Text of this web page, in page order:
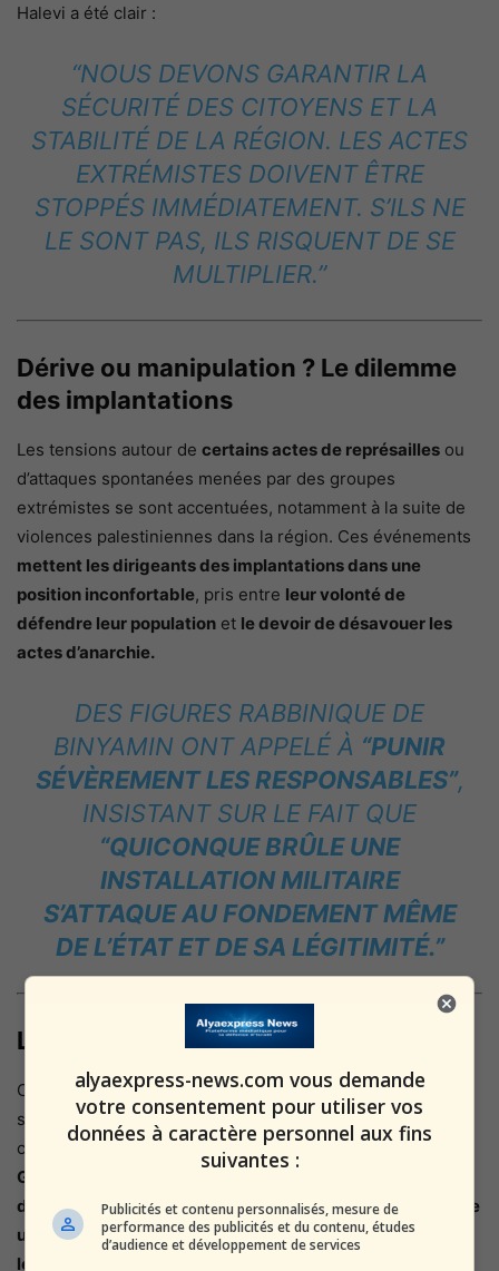
Halevi a été clair :
“NOUS DEVONS GARANTIR LA
SÉCURITÉ DES CITOYENS ET LA
STABILITÉ DE LA RÉGION. LES ACTES
EXTRÉMISTES DOIVENT ÊTRE
STOPPÉS IMMÉDIATEMENT. S’ILS NE
LE SONT PAS, ILS RISQUENT DE SE
MULTIPLIER.”
Dérive ou manipulation ? Le dilemme
des implantations
Les tensions autour de certains actes de représailles ou
d’attaques spontanées menées par des groupes
extrémistes se sont accentuées, notamment à la suite de
violences palestiniennes dans la région. Ces événements
mettent les dirigeants des implantations dans une
position inconfortable, pris entre leur volonté de
défendre leur population et le devoir de désavouer les
actes d’anarchie.
DES FIGURES RABBINIQUE DE
BINYAMIN ONT APPELÉ À “PUNIR
SÉVÈREMENT LES RESPONSABLES”,
INSISTANT SUR LE FAIT QUE
“QUICONQUE BRÛLE UNE
INSTALLATION MILITAIRE
S’ATTAQUE AU FONDEMENT MÊME
DE L’ÉTAT ET DE SA LÉGITIMITÉ.”
Le lien avec la sécurité nationale
Ces actes ne sont pas anecdotiques. Dans le climat
sécuritaire actuel, alors qu’Israël mène une campagne
continue contre le terrorisme islamiste en provenance de
Gaza, de Syrie et d’Iran
d’extrême droite incontrôlés en Judée-Samarie constitue
une double menace: pour l’ordre intérieur, et pour
légitimité diplomatique d’Israël à l’étranger.
alyaexpress-news.com vous demande
votre consentement pour utiliser vos
données à caractère personnel aux fins
suivantes :
Publicités et contenu personnalisés, mesure de
performance des publicités et du contenu, études
d’audience et développement de services